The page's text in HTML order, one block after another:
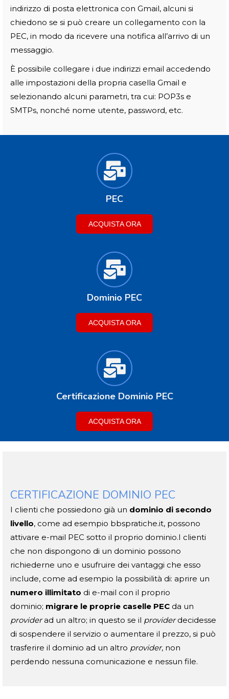
indirizzo di posta elettronica con Gmail, alcuni si
chiedono se si può creare un collegamento con la
PEC, in modo da ricevere una notifica all’arrivo di un
messaggio.
È possibile collegare i due indirizzi email accedendo
alle impostazioni della propria casella Gmail e
selezionando alcuni parametri, tra cui: POP3s e
SMTPs, nonché nome utente, password, etc.
PEC
ACQUISTA ORA
Dominio PEC
ACQUISTA ORA
Certificazione Dominio PEC
ACQUISTA ORA
CERTIFICAZIONE DOMINIO PEC
I clienti che possiedono già un dominio di secondo
livello, come ad esempio bbspratiche.it, possono
attivare e-mail PEC sotto il proprio dominio.I clienti
che non dispongono di un dominio possono
richiederne uno e usufruire dei vantaggi che esso
include, come ad esempio la possibilità di: aprire un
numero illimitato di e-mail con il proprio
dominio; migrare le proprie caselle PEC da un
providerad un altro; in questo se il providerdecidesse
di sospendere il servizio o aumentare il prezzo, si può
trasferire il dominio ad un altro provider, non
perdendo nessuna comunicazione e nessun file.